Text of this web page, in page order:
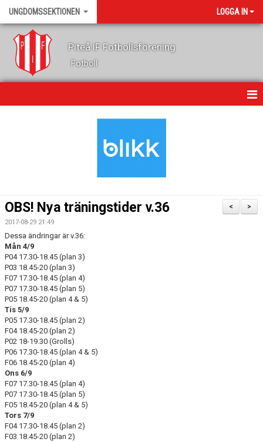
UNGDOMSSEKTIONEN LOGGA IN
Piteå IF Fotbollsförening
Fotboll
LEDARE
FOTBOLLSSKOLA
KONTAKT
DOKUMENT / RIKTLINJER / UTBILDNING
>
<
OBS! Nya träningstider v.36
2017-08-29 21:49
Dessa ändringar är v.36:
Mån 4/9
P04 17.30-18.45 (plan 3)
P03 18.45-20 (plan 3)
F07 17.30-18.45 (plan 4)
P07 17.30-18.45 (plan 5)
P05 18.45-20 (plan 4 & 5)
Tis 5/9
P05 17.30-18.45 (plan 2)
F04 18.45-20 (plan 2)
P02 18-19.30 (Grolls)
P06 17.30-18.45 (plan 4 & 5)
F06 18.45-20 (plan 4)
Ons 6/9
F07 17.30-18.45 (plan 4)
P07 17.30-18.45 (plan 5)
F05 18.45-20 (plan 4 & 5)
Tors 7/9
F04 17.30-18.45 (plan 2)
F03 18.45-20 (plan 2)